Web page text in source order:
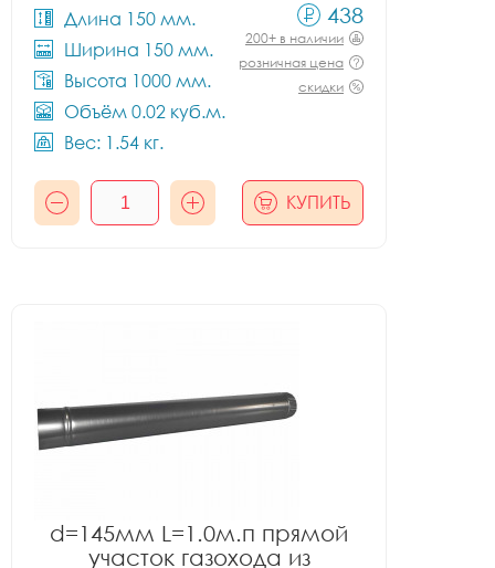
Длина 150 мм.
Ширина 150 мм.
Высота 1000 мм.
Объём 0.02 куб.м.
Вес: 1.54 кг.
438
200+ в наличии
розничная цена
скидки
КУПИТЬ
d=145мм L=1.0м.п прямой
участок газохода из